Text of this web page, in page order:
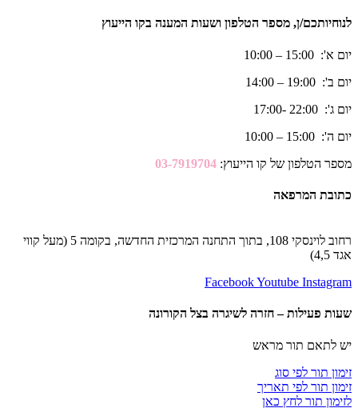
לנוחיותכם/ן, מספר הטלפון ושעות המענה בקו הייעוץ
יום א': 15:00 – 10:00
יום ב': 19:00 – 14:00
יום ג': 22:00 -17:00
יום ה': 15:00 – 10:00
מספר הטלפון של קו הייעוץ: 03-7919704
כתובת המרפאה
רחוב לוינסקי 108, בתוך התחנה המרכזית החדשה, בקומה 5 (מעל קווי
אגד 4,5)
FacebookYoutube Instagram
שעות פעילות – חזרה לשיגרה בצל הקורונה
יש לתאם תור מראש
זימון תור לפי סוג
זימון תור לפי תאריך
לזימון תור לחץ כאן